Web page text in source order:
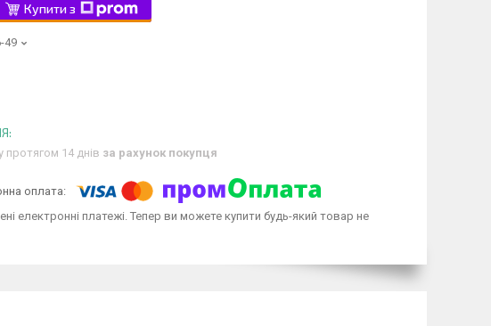
Купити з
49
протягом 14 днів за рахунок покупця
електронні платежі. Тепер ви можете купити будь-який товар не